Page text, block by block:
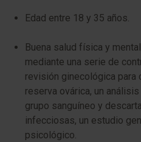
Edad entre 18 y 35 años.
Buena salud física y
mediante una serie de
revisión ginecológica para
reserva ovárica, un
grupo sanguíneo y
infecciosas, un estudio
psicológico.